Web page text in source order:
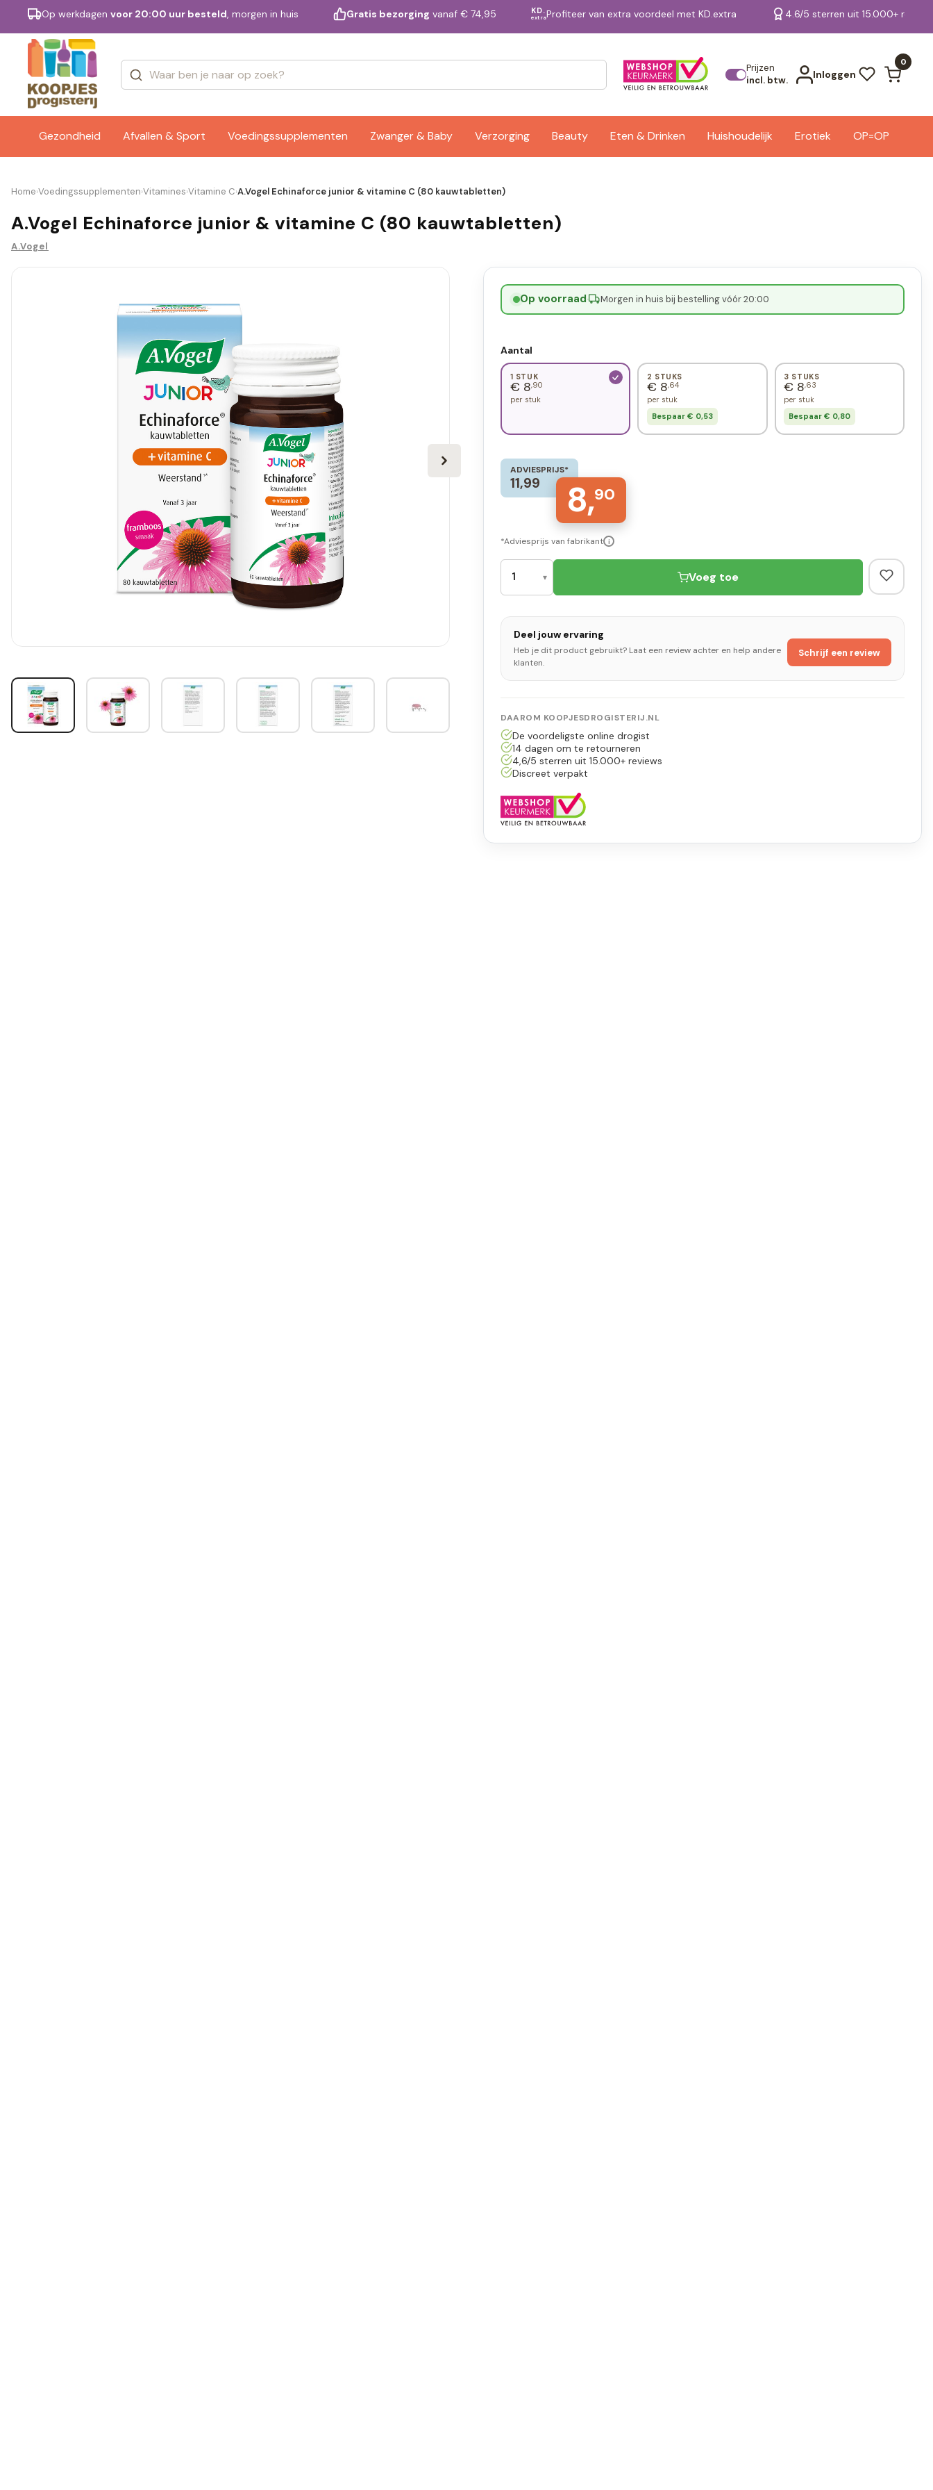
Op werkdagen voor 20:00 uur besteld, morgen in huis Gratis bezorging vanaf € 74,95 KD.
extraProfiteer van extra voordeel met KD.extra 4.6/5 sterren uit 15.000+
Prijzen
incl. btw.
Inloggen
0
Gezondheid Afvallen & Sport Voedingssupplementen Zwanger & Baby Verzorging Beauty Eten & Drinken Huishoudelijk Erotiek OP=OP
Merken Bekijk alle resultaten
Home›Voedingssupplementen›Vitamines›Vitamine C›A.Vogel Echinaforce junior & vitamine C (80 kauwtabletten)
A.Vogel Echinaforce junior & vitamine C (80 kauwtabletten)
A.Vogel
Op voorraad· Morgen in huis bij bestelling vóór 20:00
Aantal
1 STUK
€ 8,90
per stuk
2 STUKS
€ 8,64
per stuk
Bespaar € 0,53
3 STUKS
€ 8,63
per stuk
Bespaar € 0,80
ADVIESPRIJS*
11,99 8,90
*Adviesprijs van fabrikant i
Voeg toe
Deel jouw ervaring
Heb je dit product gebruikt? Laat een review achter en help andere
klanten.
Schrijf een review
DAAROM KOOPJESDROGISTERIJ.NL
De voordeligste online drogist
14 dagen om te retourneren
4,6/5 sterren uit 15.000+ reviews
Discreet verpakt